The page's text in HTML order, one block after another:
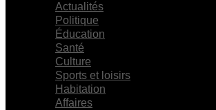
Actualités
Politique
Éducation
Santé
Culture
Sports et loisirs
Habitation
Affaires